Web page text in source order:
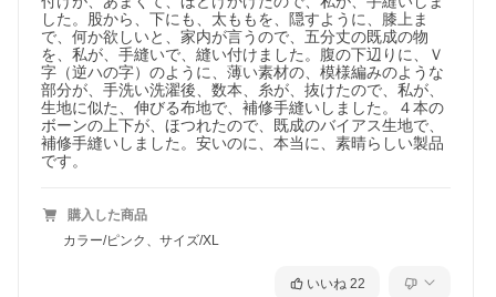
【ご注意】
検品など行っておりますが、着用に支障がない程度で、
細かい縫い目の先の糸の出っ張りや、ミリ単位での縫製のズレな
ど、あることがございます。
あらかじめ、ご了承下さいませ。
【最後に】
「ノーブラと同じ」状態だそうです。
加圧ショーツは、あなたを強力にサポートします。
お腹、骨盤、お尻、にしっかりアプローチしますので、
した。股から、下にも、太ももを、隠すように、膝上ま
で、何か欲しいと、家内が言うので、五分丈の既成の物
を、私が、手縫いで、縫い付けました。腹の下辺りに、Ｖ
字（逆ハの字）のように、薄い素材の、模様編みのような
部分が、手洗い洗濯後、数本、糸が、抜けたので、私が、
生地に似た、伸びる布地で、補修手縫いしました。４本の
ボーンの上下が、ほつれたので、既成のバイアス生地で、
補修手縫いしました。安いのに、本当に、素晴らしい製品
です。
購入した商品
カラー/ピンク、サイズ/XL
いいね 22